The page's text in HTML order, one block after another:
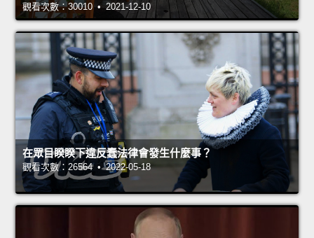
觀看次數：30010 • 2021-12-10
在眾目睽睽下違反蠢法律會發生什麼事？
觀看次數：26564 • 2022-05-18